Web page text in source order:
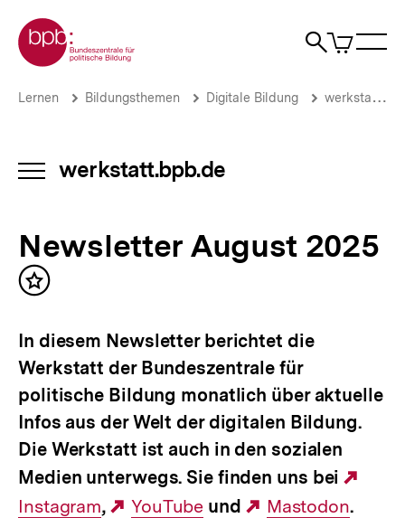
zum
Seiteninhalt
springen
Zur Startseite der bpb
Suche
Artikel
im
Newsletter
werkstatt.bpb.de
Brotkrümelnavigation
Pfadnavigation
Lernen Bildungsthemen Digitale Bildung werkstatt.bpb.de
INHALTSNAVIGATION
werkstatt.bpb.de
Newsletter August 2025
Inhalt
In diesem Newsletter berichtet die
Werkstatt der Bundeszentrale für
politische Bildung monatlich über aktuelle
Infos aus der Welt der digitalen Bildung.
Die Werkstatt ist auch in den sozialen
Medien unterwegs. Sie finden uns bei
Instagram,
Externer
YouTube und
Externer
Mastodon.